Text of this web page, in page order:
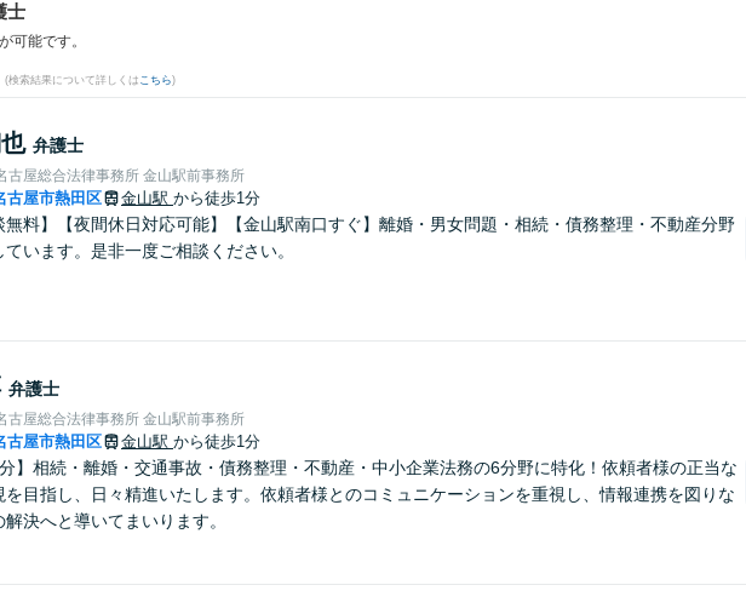
士
可能です。
(検索結果について詳しくは こちら)
弁護士
古屋総合法律事務所 金山駅前事務所
古屋市熱田区 金山駅 から徒歩1分
無料】【夜間休日対応可能】【金山駅南口すぐ】離婚・男女問題・相続・債務整理・不動産分野
ています。是非一度ご相談ください。
弁護士
古屋総合法律事務所 金山駅前事務所
古屋市熱田区 金山駅 から徒歩1分
分】相続・離婚・交通事故・債務整理・不動産・中小企業法務の6分野に特化！依頼者様の正当な
を目指し、日々精進いたします。依頼者様とのコミュニケーションを重視し、情報連携を図りな
決へと導いてまいります。